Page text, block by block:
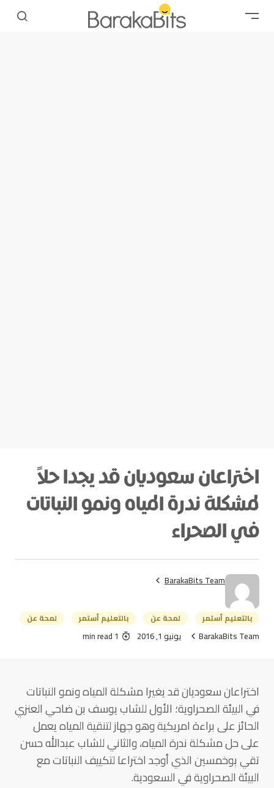
اختراعان سعوديان قد يجدا حلاً
لمشكلة ندرة المياه ونمو النباتات
في الصحراء
BarakaBits Team
بالتعليم أستمر لمحة عن بالتعليم أستمر لمحة عن
BarakaBits Team يونيو 1, 2016 1 min read
اختراعان سعوديان قد يغيرا مشكلة المياه ونمو النباتات
في البيئة الصحراوية؛ الأول للشاب يوسف بن ضاحي العنزي
الحائز على براءة امريكية وهو جهاز لتنقية المياه يعمل
على حل مشكلة ندرة المياه، والثاني للشاب عبدالله حسن
تقي بوخمسين الذي أوجد اختراعا لتكييف النباتات مع
البيئة الصحراوية في السعودية.